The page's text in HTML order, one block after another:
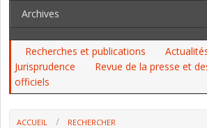
Archives
Recherches et publications
Jurisprudence
Revue de la presse et
officiels
ACCUEIL RECHERCHER